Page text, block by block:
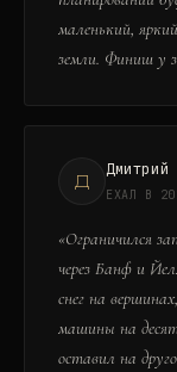
маленький,
земли. Финиш у
Д
Дмитрий
ЕХАЛ В
«Ограничился
через Банф и
снег на
машины на
оставил на